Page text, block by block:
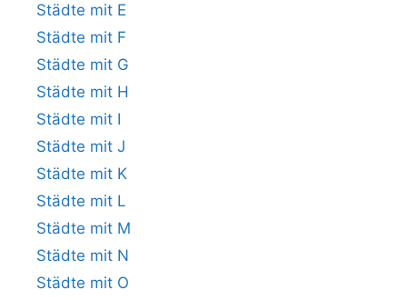
Städte mit E
Städte mit F
Städte mit G
Städte mit H
Städte mit I
Städte mit J
Städte mit K
Städte mit L
Städte mit M
Städte mit N
Städte mit O